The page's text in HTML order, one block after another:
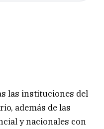
las instituciones del
además de las
y nacionales con